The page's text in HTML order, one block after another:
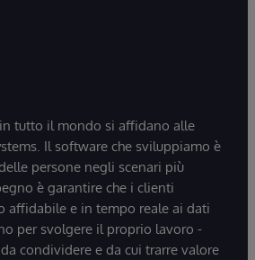
tutto il mondo si affidano alle
Il software che sviluppiamo è
persone negli scenari più
è garantire che i clienti
affidabile e in tempo reale ai dati
per svolgere il proprio lavoro -
condividere e da cui trarre valore